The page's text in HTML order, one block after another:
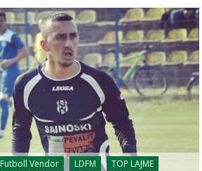
Futboll Vendor LDFM TOP LAJME